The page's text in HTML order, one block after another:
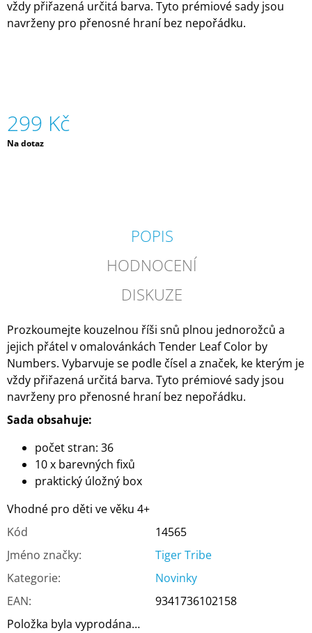
vždy přiřazená určitá barva. Tyto prémiové sady jsou
navrženy pro přenosné hraní bez nepořádku.
299 Kč
Měrná
Na dotaz
POPIS
HODNOCENÍ
DISKUZE
Prozkoumejte kouzelnou říši snů plnou jednorožců a
jejich přátel v omalovánkách Tender Leaf Color by
Numbers. Vybarvuje se podle čísel a značek, ke kterým je
vždy přiřazená určitá barva. Tyto prémiové sady jsou
navrženy pro přenosné hraní bez nepořádku.
Sada obsahuje:
počet stran: 36
10 x barevných fixů
praktický úložný box
Vhodné pro děti ve věku 4+
Kód
14565
Jméno značky:
Tiger Tribe
Kategorie:
Novinky
EAN:
9341736102158
Položka byla vyprodána…
U
J
-
RŮZNÉ
BARVY
|